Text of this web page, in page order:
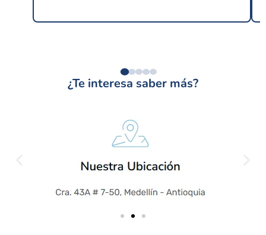
¿Te interesa saber más?